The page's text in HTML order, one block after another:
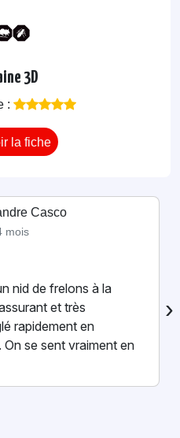
3D
:
la fiche
Casco
mois
nid de frelons à la
et très
rapidement en
se sent vraiment en
›